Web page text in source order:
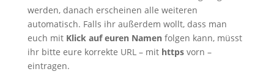
werden, danach erscheinen alle weiteren
automatisch. Falls ihr außerdem wollt, dass man
euch mit Klick auf euren Namenfolgen kann, müsst
ihr bitte eure korrekte URL – mit httpsvorn –
eintragen.